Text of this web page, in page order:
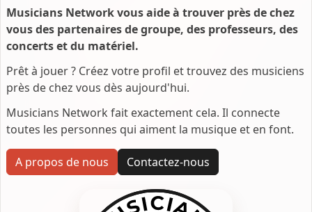
Musicians Network vous aide à trouver près de chez
vous des partenaires de groupe, des professeurs, des
concerts et du matériel.
Prêt à jouer ? Créez votre profil et trouvez des musiciens
près de chez vous dès aujourd'hui.
Musicians Network fait exactement cela. Il connecte
toutes les personnes qui aiment la musique et en font.
A propos de nous Contactez-nous